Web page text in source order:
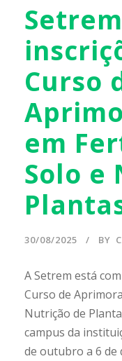
Curso
em
Solo e
30/08/2025 BY
A Setrem está
Curso de
Nutrição de
campus da
de outubro a 6 de